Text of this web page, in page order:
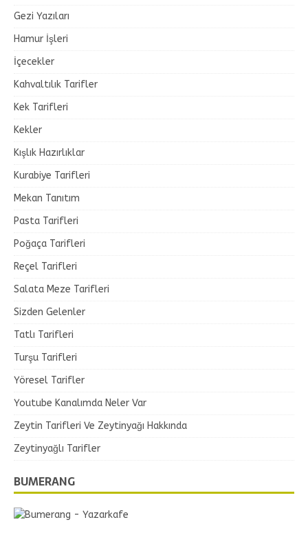
Gezi Yazıları
Hamur İşleri
İçecekler
Kahvaltılık Tarifler
Kek Tarifleri
Kekler
Kışlık Hazırlıklar
Kurabiye Tarifleri
Mekan Tanıtım
Pasta Tarifleri
Poğaça Tarifleri
Reçel Tarifleri
Salata Meze Tarifleri
Sizden Gelenler
Tatlı Tarifleri
Turşu Tarifleri
Yöresel Tarifler
Youtube Kanalımda Neler Var
Zeytin Tarifleri Ve Zeytinyağı Hakkında
Zeytinyağlı Tarifler
BUMERANG